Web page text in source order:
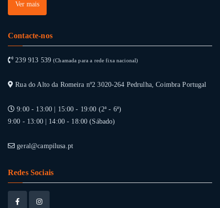
Ver mais
Contacte-nos
239 913 539(Chamada para a rede fixa nacional)
Rua do Alto da Romeira nº2 3020-264 Pedrulha, Coimbra Portugal
9:00 - 13:00 | 15:00 - 19:00 (2ª - 6ª)
9:00 - 13:00 | 14:00 - 18:00 (Sábado)
geral@campilusa.pt
Redes Sociais